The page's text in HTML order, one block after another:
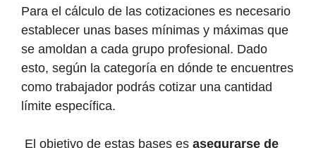
Para el cálculo de las cotizaciones es necesario
establecer unas bases mínimas y máximas que
se amoldan a cada grupo profesional. Dado
esto, según la categoría en dónde te encuentres
como trabajador podrás cotizar una cantidad
límite específica.
El objetivo de estas bases es asegurarse de